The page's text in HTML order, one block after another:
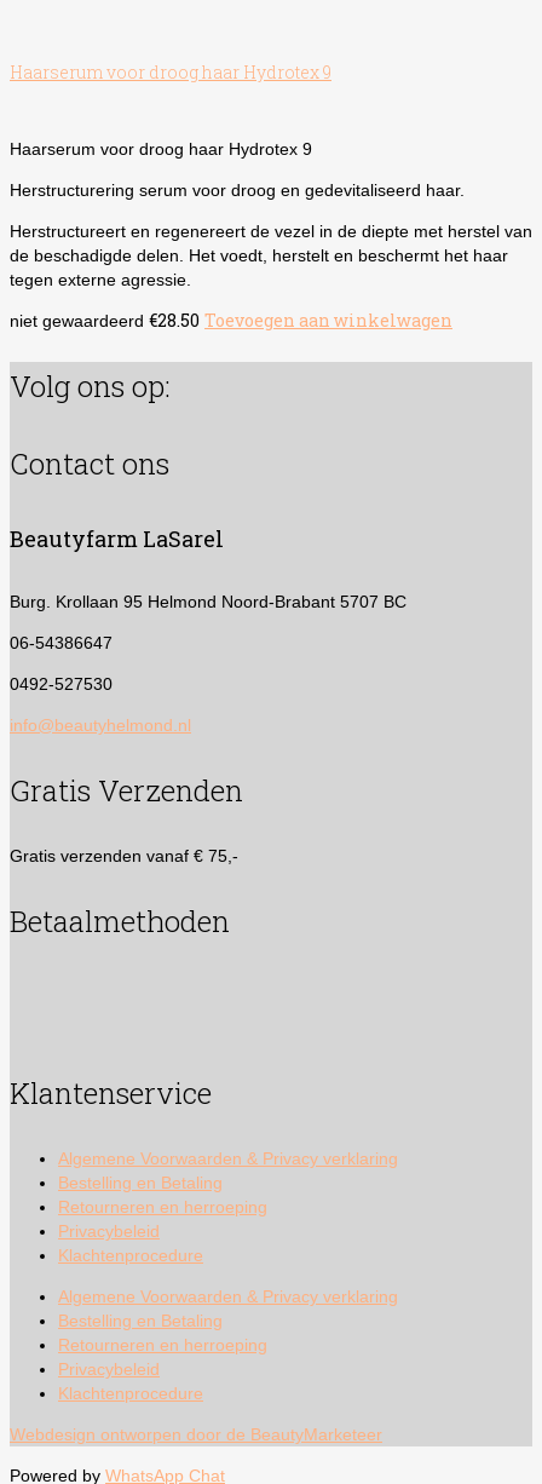
Haarserum voor droog haar Hydrotex 9
Haarserum voor droog haar Hydrotex 9
Herstructurering serum voor droog en gedevitaliseerd haar.
Herstructureert en regenereert de vezel in de diepte met herstel van
de beschadigde delen. Het voedt, herstelt en beschermt het haar
tegen externe agressie.
niet gewaardeerd €28.50 Toevoegen aan winkelwagen
Volg ons op:
Contact ons
Beautyfarm LaSarel
Burg. Krollaan 95 Helmond Noord-Brabant 5707 BC
06-54386647
0492-527530
info@beautyhelmond.nl
Gratis Verzenden
Gratis verzenden vanaf € 75,-
Betaalmethoden
Klantenservice
Algemene Voorwaarden & Privacy verklaring
Bestelling en Betaling
Retourneren en herroeping
Privacybeleid
Klachtenprocedure
Algemene Voorwaarden & Privacy verklaring
Bestelling en Betaling
Retourneren en herroeping
Privacybeleid
Klachtenprocedure
Webdesign ontworpen door de BeautyMarketeer
Powered by WhatsApp Chat